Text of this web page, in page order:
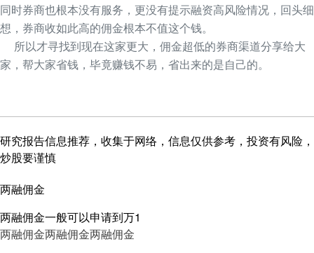
同时券商也根本没有服务，更没有提示融资高风险情况，回头细
想，券商收如此高的佣金根本不值这个钱。
所以才寻找到现在这家更大，佣金超低的券商渠道分享给大
家，帮大家省钱，毕竟赚钱不易，省出来的是自己的。
研究报告信息推荐，收集于网络，信息仅供参考，投资有风险，
炒股要谨慎
两融佣金
两融佣金一般可以申请到万1
两融佣金两融佣金两融佣金